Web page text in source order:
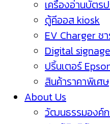
เครื่องอ่านบัตร
ตู้คีออส kiosk
EV Charger ช
Digital
ปริ้นเตอร์
สินค้าราคาพิเศษ
About Us
วัฒนธรรมองค์